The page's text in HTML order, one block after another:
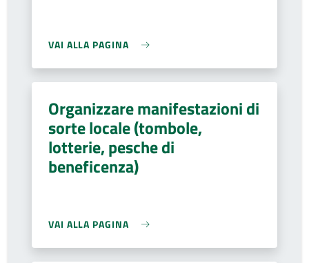
VAI ALLA PAGINA
Organizzare manifestazioni di
sorte locale (tombole,
lotterie, pesche di
beneficenza)
VAI ALLA PAGINA